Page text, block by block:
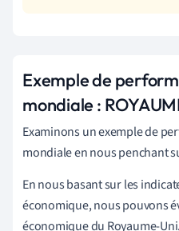
Exemple de
mondiale :
Examinons un exemple de
mondiale en nous penchant
En nous basant sur les
économique, nous pouvons
économique du Royaume-Uni.